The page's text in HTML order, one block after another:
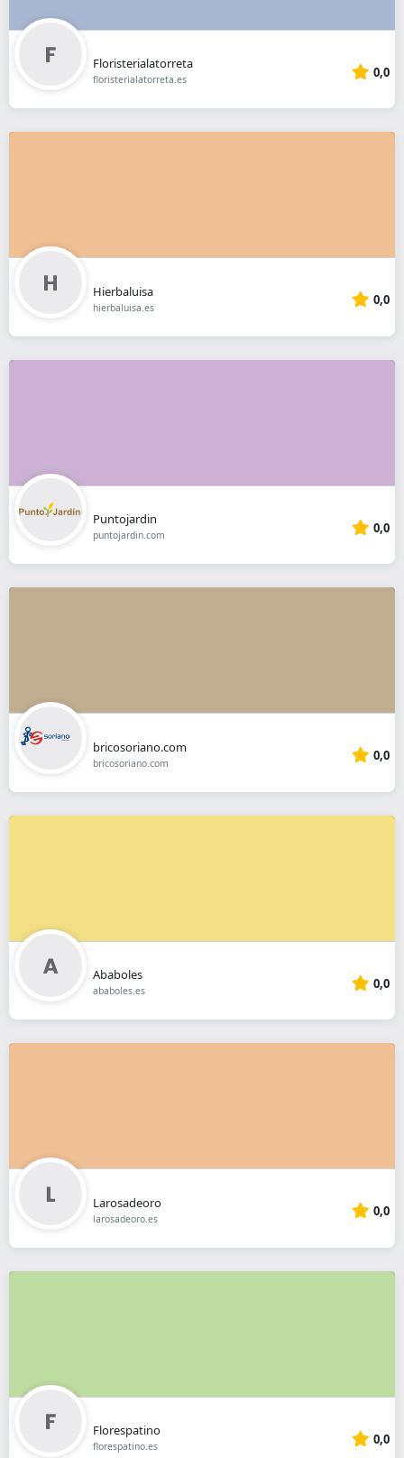
Floristerialatorreta
floristerialatorreta.es 0,0
Hierbaluisa
hierbaluisa.es 0,0
Puntojardin
puntojardin.com 0,0
bricosoriano.com
bricosoriano.com 0,0
Ababoles
ababoles.es 0,0
Larosadeoro
larosadeoro.es 0,0
Florespatino
florespatino.es 0,0